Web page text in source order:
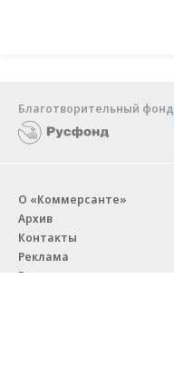
Благотворительный фонд
О «Коммерсанте»
Архив
Контакты
Реклама
Вакансии